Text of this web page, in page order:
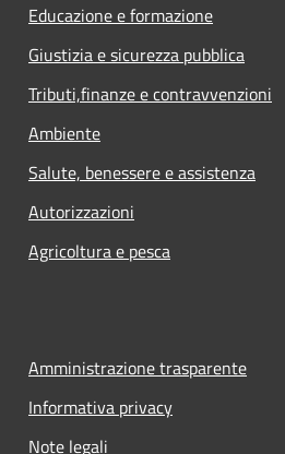
Educazione e formazione
Giustizia e sicurezza pubblica
Tributi,finanze e contravvenzioni
Ambiente
Salute, benessere e assistenza
Autorizzazioni
Agricoltura e pesca
Amministrazione trasparente
Informativa privacy
Note legali